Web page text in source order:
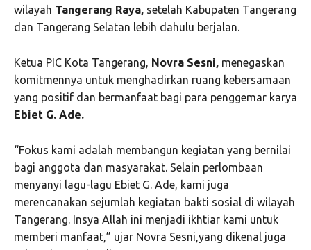
wilayah Tangerang Raya, setelah Kabupaten Tangerang
dan Tangerang Selatan lebih dahulu berjalan.
Ketua PIC Kota Tangerang, Novra Sesni, menegaskan
komitmennya untuk menghadirkan ruang kebersamaan
yang positif dan bermanfaat bagi para penggemar karya
Ebiet G. Ade.
“Fokus kami adalah membangun kegiatan yang bernilai
bagi anggota dan masyarakat. Selain perlombaan
menyanyi lagu-lagu Ebiet G. Ade, kami juga
merencanakan sejumlah kegiatan bakti sosial di wilayah
Tangerang. Insya Allah ini menjadi ikhtiar kami untuk
memberi manfaat,” ujar Novra Sesni,yang dikenal juga